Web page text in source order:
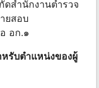
สำนักงานตำรวจ
ยสอบ
อก.๑
รับตำแหน่งของผู้